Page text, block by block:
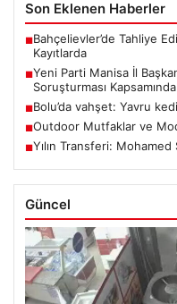
Son Eklenen Haberler
■Bahçelievler’de Tahliye
Kayıtlarda
■Yeni Parti Manisa İl
Soruşturması Kapsamında
■Bolu’da vahşet: Yavru
■Outdoor Mutfaklar ve
■Yılın Transferi: Mohamed
Güncel